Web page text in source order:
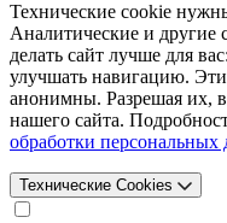
Технические cookie
Аналитические и другие
делать сайт лучше для
улучшать навигацию.
анонимны. Разрешая их,
нашего сайта.
обработки персональных
Технические Cookies